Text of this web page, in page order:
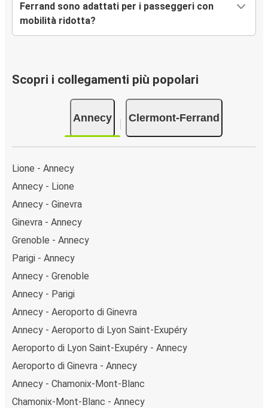
Ferrand sono adattati per i passeggeri con
mobilità ridotta?
Scopri i collegamenti più popolari
Annecy Clermont-Ferrand
Lione - Annecy
Annecy - Lione
Annecy - Ginevra
Ginevra - Annecy
Grenoble - Annecy
Parigi - Annecy
Annecy - Grenoble
Annecy - Parigi
Annecy - Aeroporto di Ginevra
Annecy - Aeroporto di Lyon Saint-Exupéry
Aeroporto di Lyon Saint-Exupéry - Annecy
Aeroporto di Ginevra - Annecy
Annecy - Chamonix-Mont-Blanc
Chamonix-Mont-Blanc - Annecy